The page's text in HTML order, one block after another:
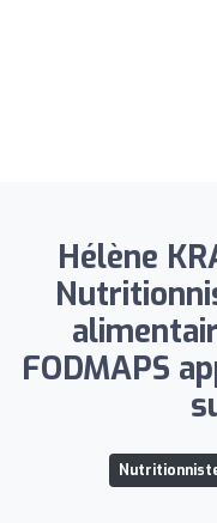
Hélène
FODMAPS